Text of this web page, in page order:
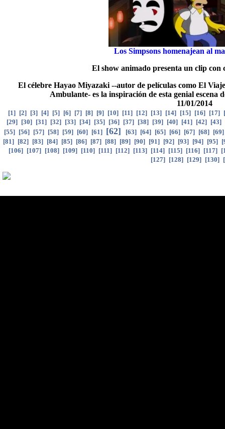
Los Simpsons homenajean al
El show animado presenta un clip con
El célebre Hayao Miyazaki --autor de películas como El
Ambulante- es la inspiración de esta genial escena
11/01/2014
[1] [2] [3] [4] [5] [6] [7] [8] [9] [10] [11] [12] [13] [14] [15] [16] [17] [
[29] [30] [31] [32] [33] [34] [35] [36] [37] [38] [39] [40] [41] [42] [43]
[55] [56] [57] [58] [59] [60] [61] [62] [63] [64] [65] [66] [67] [68] [69]
[81] [82] [83] [84] [85] [86] [87] [88] [89] [90] [91] [92] [93] [94] [95] [
[106] [107] [108] [109] [110] [111] [112] [113] [114] [115] [116] [117] [
[127] [128] [129] [130] [